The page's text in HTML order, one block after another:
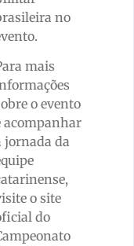
no
mais
o evento
acompanhar
jornada da
o site
do